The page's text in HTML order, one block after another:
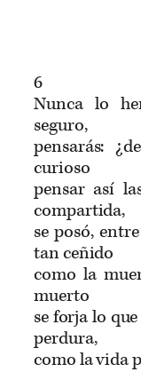
6
Nunca lo
seguro,
pensarás:
curioso
pensar así
compartida,
se posó,
tan ceñido
como la
muerto
se forja lo
perdura,
como la vida